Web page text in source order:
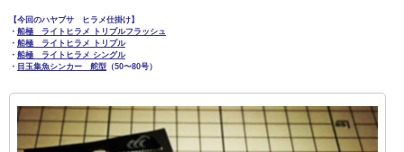
【今回のハヤブサ ヒラメ仕掛け】
・ 船極 ライトヒラメ トリプルフラッシュ
・ 船極 ライトヒラメ トリプル
・ 船極 ライトヒラメ シングル
・ 目玉集魚シンカー 舵型 （50〜80号）